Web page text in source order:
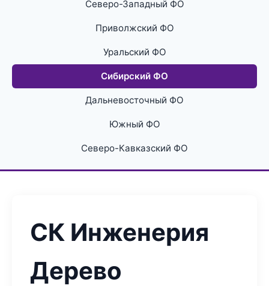
Северо-Западный ФО
Приволжский ФО
Уральский ФО
Сибирский ФО
Дальневосточный ФО
Южный ФО
Северо-Кавказский ФО
СК Инженерия
Дерево